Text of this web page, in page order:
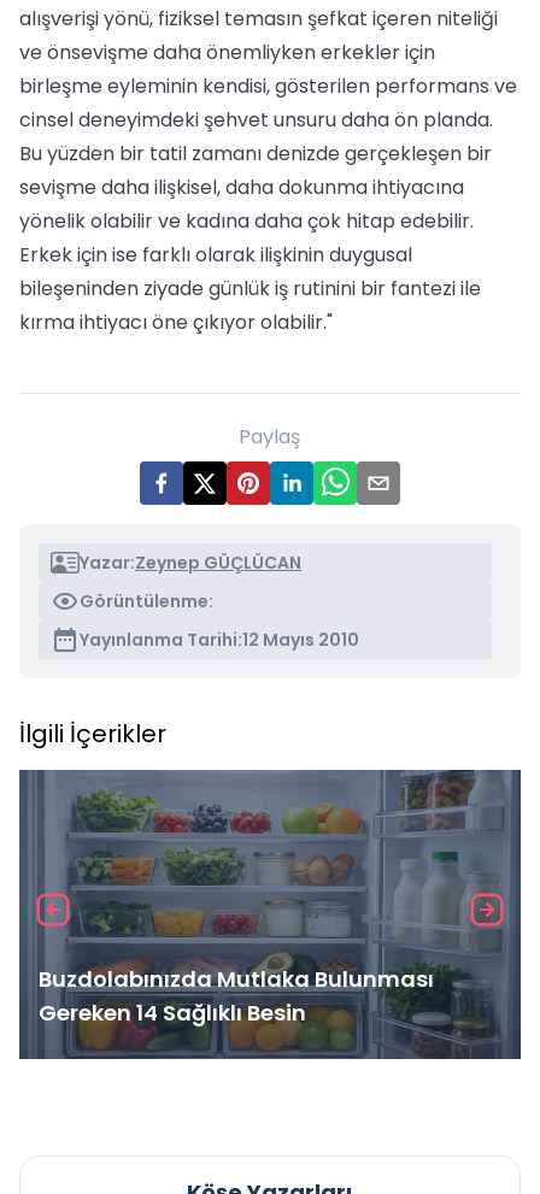
alışverişi yönü, fiziksel temasın şefkat içeren niteliği
ve önsevişme daha önemliyken erkekler için
birleşme eyleminin kendisi, gösterilen performans ve
cinsel deneyimdeki şehvet unsuru daha ön planda.
Bu yüzden bir tatil zamanı denizde gerçekleşen bir
sevişme daha ilişkisel, daha dokunma ihtiyacına
yönelik olabilir ve kadına daha çok hitap edebilir.
Erkek için ise farklı olarak ilişkinin duygusal
bileşeninden ziyade günlük iş rutinini bir fantezi ile
kırma ihtiyacı öne çıkıyor olabilir."
Paylaş
Yazar:Zeynep GÜÇLÜCAN
Görüntülenme:
Yayınlanma Tarihi:12 Mayıs 2010
İlgili İçerikler
Buzdolabınızda Mutlaka Bulunması
Gereken 14 Sağlıklı Besin